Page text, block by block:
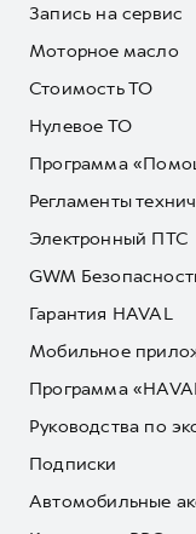
Запись на сервис
Моторное масло
Стоимость ТО
Нулевое ТО
Программа
Регламенты
Электронный ПТС
GWM
Гарантия HAVAL
Мобильное
Программа
Руководства по
Подписки
Автомобильные